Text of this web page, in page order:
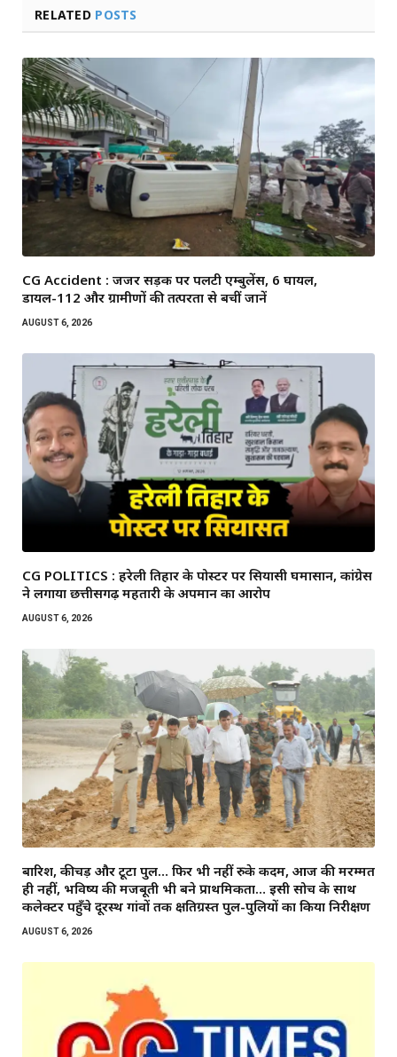
RELATED POSTS
CG Accident : जर्जर सड़क पर पलटी एम्बुलेंस, 6 घायल,
डायल-112 और ग्रामीणों की तत्परता से बचीं जानें
AUGUST 6, 2026
CG POLITICS : हरेली तिहार के पोस्टर पर सियासी घमासान, कांग्रेस
ने लगाया छत्तीसगढ़ महतारी के अपमान का आरोप
AUGUST 6, 2026
बारिश, कीचड़ और टूटा पुल… फिर भी नहीं रुके कदम, आज की मरम्मत
ही नहीं, भविष्य की मजबूती भी बने प्राथमिकता… इसी सोच के साथ
कलेक्टर पहुँचे दूरस्थ गांवों तक क्षतिग्रस्त पुल-पुलियों का किया निरीक्षण
AUGUST 6, 2026